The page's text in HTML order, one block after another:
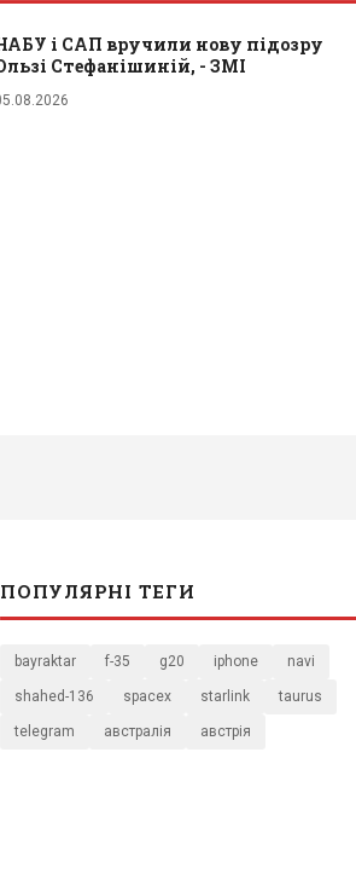
і САП вручили нову підозру
Стефанішиній, - ЗМІ
ПОПУЛЯРНІ ТЕГИ
bayraktar f-35 g20 iphone navi
shahed-136 spacex starlink taurus
telegram австралія австрія